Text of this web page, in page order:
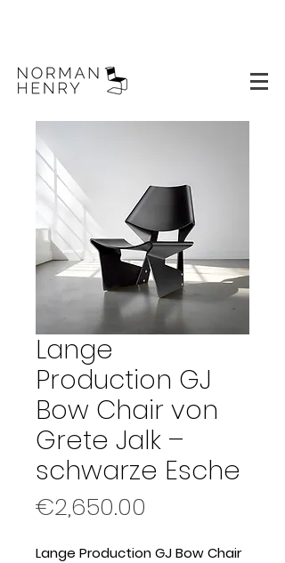
Lange
Production GJ
Bow Chair von
Grete Jalk –
schwarze Esche
€2,650.00
Lange Production GJ Bow Chair